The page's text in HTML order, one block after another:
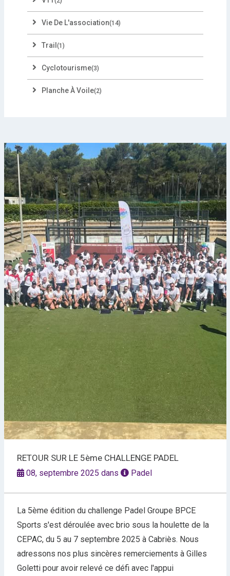
RETOUR SUR LE 5ème CHALLENGE PADEL
08, septembre 2025 dans Padel
La 5ème édition du challenge Padel Groupe BPCE
Sports s'est déroulée avec brio sous la houlette de la
CEPAC, du 5 au 7 septembre 2025 à Cabriès. Nous
adressons nos plus sincères remerciements à Gilles
Goletti pour avoir relevé ce défi avec l'appui
Vie De L'association(14)
Trail (1)
Cyclotourisme(3)
Planche À Voile(2)